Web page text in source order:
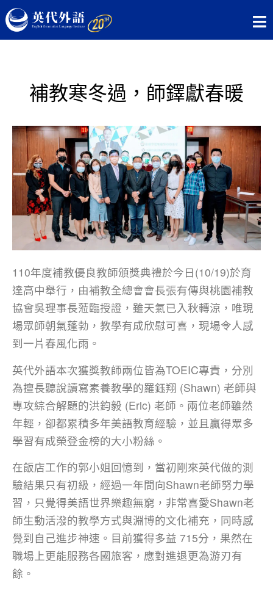
補教寒冬過，師鐸獻春暖
110年度補教優良教師頒獎典禮於今日(10/19)於育
達高中舉行，由補教全總會會長張有傳與桃園補教
協會吳理事長蒞臨授證，雖天氣已入秋轉涼，唯現
場眾師朝氣蓬勃，教學有成欣慰可喜，現場令人感
到一片春風化雨。
英代外語本次獲獎教師兩位皆為TOEIC專責，分別
為擅長聽說讀寫素養教學的羅鈺翔 (Shawn) 老師與
專攻綜合解題的洪鈞毅 (Eric) 老師。兩位老師雖然
年輕，卻都累積多年美語教育經驗，並且贏得眾多
學習有成榮登金榜的大小粉絲。
在飯店工作的郭小姐回憶到，當初剛來英代做的測
驗結果只有初級，經過一年間向Shawn老師努力學
習，只覺得美語世界樂趣無窮，非常喜愛Shawn老
師生動活潑的教學方式與淵博的文化補充，同時感
覺到自己進步神速。目前獲得多益 715分，果然在
職場上更能服務各國旅客，應對進退更為游刃有
餘。